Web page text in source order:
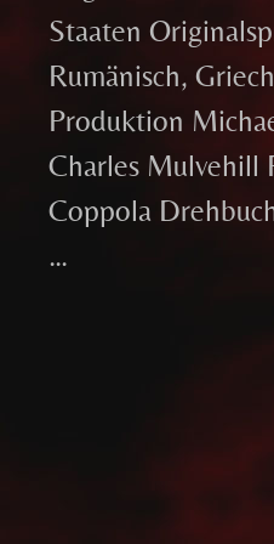
Staaten
Rumänisch,
Produktion
Charles Mulvehill
Coppola
…